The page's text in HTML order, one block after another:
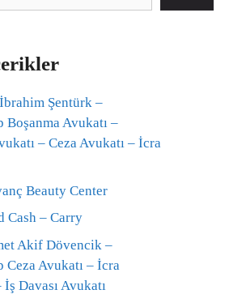
Şentürk –
Boşanma Avukatı –
– Ceza Avukatı – İcra
Beauty Center
Cash – Carry
Akif Dövencik –
Ceza Avukatı – İcra
Davası Avukatı